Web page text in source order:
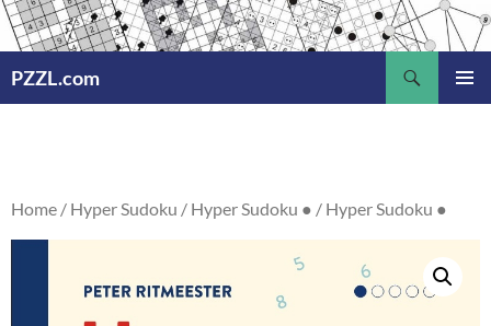
Ga
naar
inhoud
PZZL.com
Home / Hyper Sudoku / Hyper Sudoku ● / Hyper Sudoku ●